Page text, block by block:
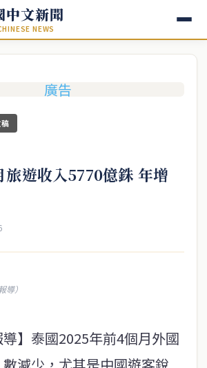
中文新聞
NEWS
旅遊收入5770億銖 年增
導）
導】泰國2025年前4個月外國